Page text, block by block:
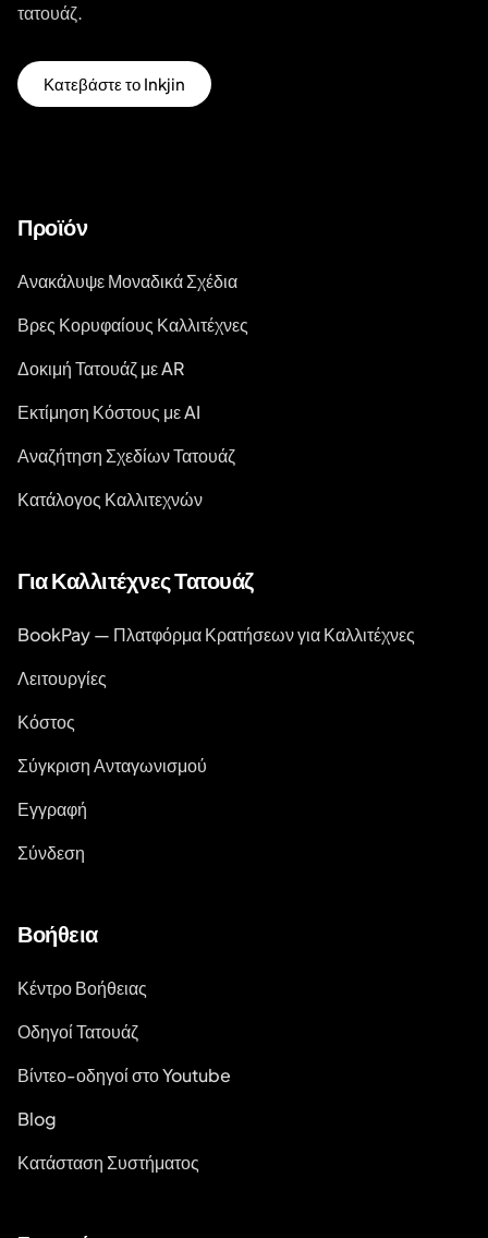
τατουάζ.
Κατεβάστε το Inkjin
Προϊόν
Ανακάλυψε Μοναδικά Σχέδια
Βρες Κορυφαίους Καλλιτέχνες
Δοκιμή Τατουάζ με AR
Εκτίμηση Κόστους με AI
Αναζήτηση Σχεδίων Τατουάζ
Κατάλογος Καλλιτεχνών
Για Καλλιτέχνες Τατουάζ
BookPay — Πλατφόρμα Κρατήσεων για Καλλιτέχνες
Λειτουργίες
Κόστος
Σύγκριση Ανταγωνισμού
Εγγραφή
Σύνδεση
Βοήθεια
Κέντρο Βοήθειας
Οδηγοί Τατουάζ
Βίντεο-οδηγοί στο Youtube
Blog
Κατάσταση Συστήματος